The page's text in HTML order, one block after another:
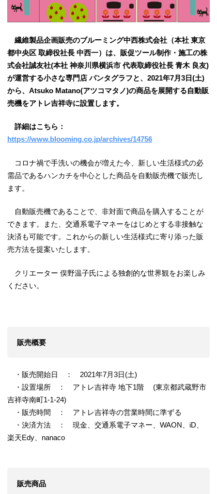
繊維製品企画販売のブルーミング中西株式会社（本社 東京
都中央区 取締役社長 中西一）は、 販促ツール制作・施工の株
式会社誠友社(本社 神奈川県横浜市 代表取締役社長 青木 良友)
が運営する小さな専門店パンタグラフと、 2021年7月3日(土)
から、 Atsuko Matano(アツコマタノ)の商品を展開する自動販
売機をアトレ吉祥寺に設置します。
詳細はこちら ：
https://www.blooming.co.jp/archives/14756
コロナ禍で手洗いの機会が増えた今、新しい生活様式の必
需品であるハンカチを中心とした商品を自動販売機で販売し
ます。
自動販売機であることで、非対面で商品を購入することが
できます。また、交通系電子マネーをはじめとする非接触な
決済も可能です。これからの新しい生活様式に寄り添った販
売方法を提案いたします。
クリエーター 俣野温子氏による独創的な世界観をお楽しみ
ください。
販売概要
・販売開始日 ： 2021年7月3日(土)
・設置場所 ： アトレ吉祥寺 地下1階 (東京都武蔵野市
吉祥寺南町1-1-24)
・販売時間 ： アトレ吉祥寺の営業時間に準ずる
・決済方法 ： 現金、交通系電子マネー、WAON、iD、
楽天Edy、nanaco
販売商品